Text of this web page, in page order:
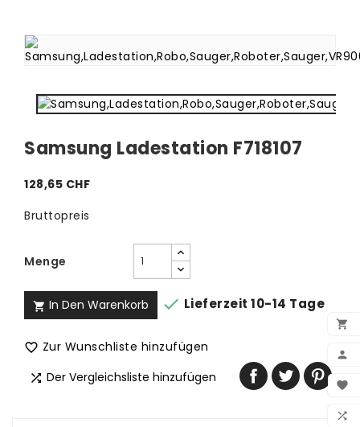




Samsung Ladestation F718107
128,65 CHF
Bruttopreis
Menge
 In Den Warenkorb  Lieferzeit 10-14 Tage
 Zur Wunschliste hinzufügen
 Der Vergleichsliste hinzufügen